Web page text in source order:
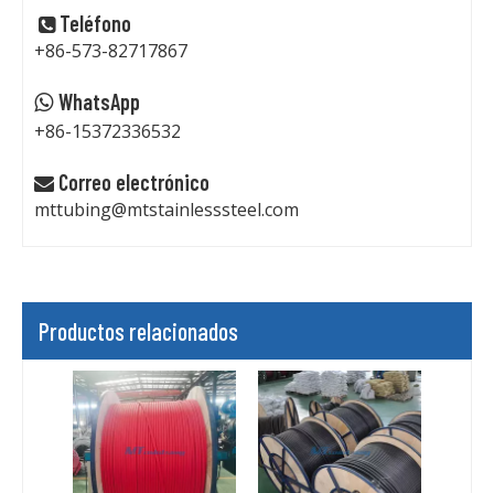
 Teléfono
+86-573-82717867
 WhatsApp
+86-15372336532
 Correo electrónico
mttubing@mtstainlesssteel.com
Productos relacionados